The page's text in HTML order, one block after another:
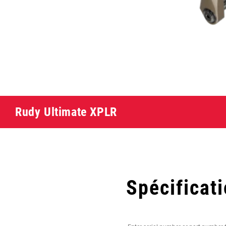
Rudy Ultimate XPLR